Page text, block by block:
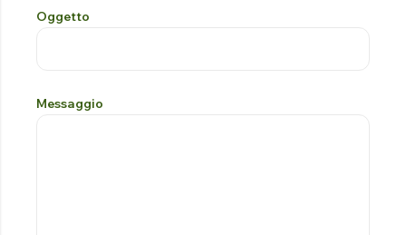
Oggetto
Messaggio